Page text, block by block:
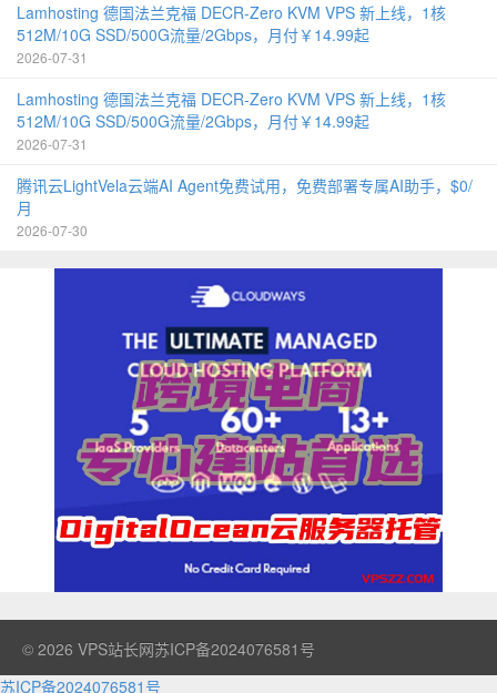
Lamhosting 德国法兰克福 DECR-Zero KVM VPS 新上线，1核
512M/10G SSD/500G流量/2Gbps，月付￥14.99起
2026-07-31
Lamhosting 德国法兰克福 DECR-Zero KVM VPS 新上线，1核
512M/10G SSD/500G流量/2Gbps，月付￥14.99起
2026-07-31
腾讯云LightVela云端AI Agent免费试用，免费部署专属AI助手，$0/
月
2026-07-30
© 2026 VPS站长网苏ICP备2024076581号
苏ICP备2024076581号